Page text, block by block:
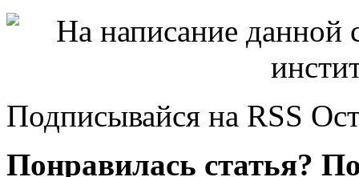
Подписывайся на RSS
Понравилась статья?